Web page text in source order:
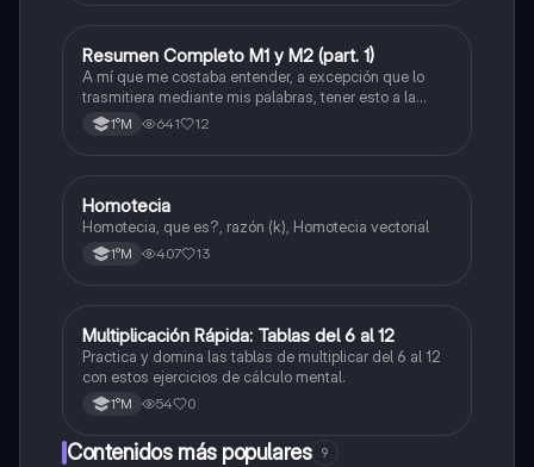
Matemáticas
Resumen Completo M1 y M2 (part. 1)
A mí que me costaba entender, a excepción que lo
trasmitiera mediante mis palabras, tener esto a la
mano me sirvió caleta, ojalá también les pueda servir
a otros
1°M 641 12
Matemáticas
Homotecia
Homotecia, que es?, razón (k), Homotecia vectorial
1°M 407 13
MMatemáticas
Multiplicación Rápida: Tablas del 6 al 12
Practica y domina las tablas de multiplicar del 6 al 12
con estos ejercicios de cálculo mental.
1°M 54 0
Contenidos más populares 9